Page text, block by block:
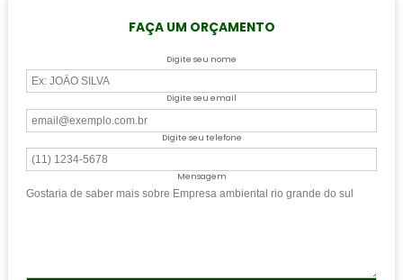
FAÇA UM ORÇAMENTO
Digite seu nome
Digite seu email
Digite seu telefone
Mensagem